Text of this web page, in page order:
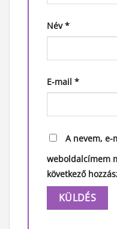
Név*
E-mail *
A nevem, e-
weboldalcímem
következő